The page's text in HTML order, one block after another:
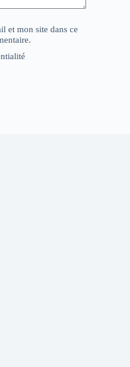
et mon site dans ce